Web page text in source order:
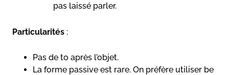
pas laissé parler.
Particularités :
Pas de to après l’objet.
La forme passive est rare. On préfère utiliser be